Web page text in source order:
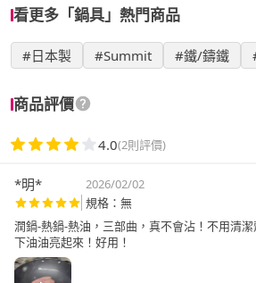
看更多「鍋具」熱門商品
#日本製 #Summit #鐵/鑄鐵
商品評價
4.0(2則評價)
*明* 2026/02/02
規格：無
潤鍋-熱鍋-熱油，三部曲，真不會沾！不用清
下油油亮起來！好用！